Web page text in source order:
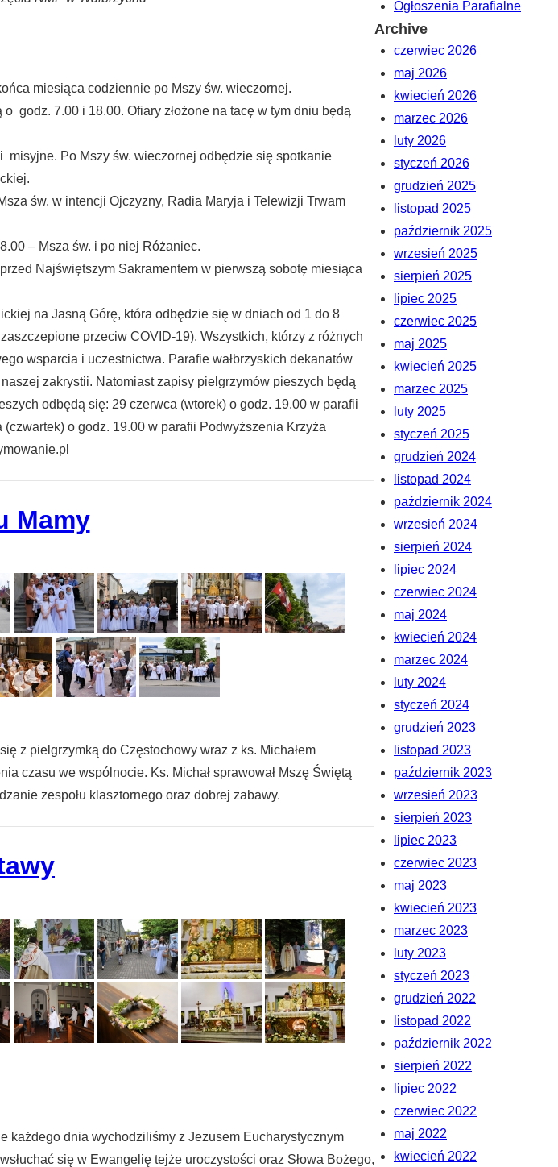
miesiąca codziennie po Mszy św. wieczornej.
o godz. 7.00 i 18.00. Ofiary złożone na tacę w tym dniu będą
misyjne. Po Mszy św. wieczornej odbędzie się spotkanie
św. w intencji Ojczyzny, Radia Maryja i Telewizji Trwam
– Msza św. i po niej Różaniec.
Najświętszym Sakramentem w pierwszą sobotę miesiąca
na Jasną Górę, która odbędzie się w dniach od 1 do 8
przeciw COVID-19). Wszystkich, którzy z różnych
wsparcia i uczestnictwa. Parafie wałbrzyskich dekanatów
zakrystii. Natomiast zapisy pielgrzymów pieszych będą
odbędą się: 29 czerwca (wtorek) o godz. 19.00 w parafii
o godz. 19.00 w parafii Podwyższenia Krzyża
Mamy
z pielgrzymką do Częstochowy wraz z ks. Michałem
czasu we wspólnocie. Ks. Michał sprawował Mszę Świętą
zespołu klasztornego oraz dobrej zabawy.
każdego dnia wychodziliśmy z Jezusem Eucharystycznym
się w Ewangelię tejże uroczystości oraz Słowa Bożego,
Ogłoszenia Parafialne
Archive
czerwiec 2026
maj 2026
kwiecień 2026
marzec 2026
luty 2026
styczeń 2026
grudzień 2025
listopad 2025
październik 2025
wrzesień 2025
sierpień 2025
lipiec 2025
czerwiec 2025
maj 2025
kwiecień 2025
marzec 2025
luty 2025
styczeń 2025
grudzień 2024
listopad 2024
październik 2024
wrzesień 2024
sierpień 2024
lipiec 2024
czerwiec 2024
maj 2024
kwiecień 2024
marzec 2024
luty 2024
styczeń 2024
grudzień 2023
listopad 2023
październik 2023
wrzesień 2023
sierpień 2023
lipiec 2023
czerwiec 2023
maj 2023
kwiecień 2023
marzec 2023
luty 2023
styczeń 2023
grudzień 2022
listopad 2022
październik 2022
sierpień 2022
lipiec 2022
czerwiec 2022
maj 2022
kwiecień 2022